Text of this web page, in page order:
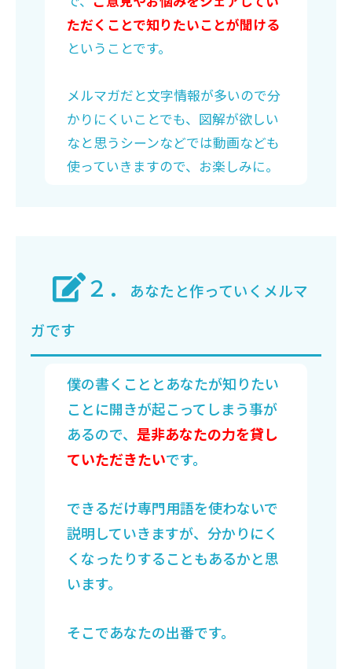
ただくことで知りたいことが聞ける
ということです。
メルマガだと文字情報が多いので分
かりにくいことでも、図解が欲しい
なと思うシーンなどでは動画なども
使っていきますので、お楽しみに。
２．
あなたと作っていくメルマ
ガです
僕の書くこととあなたが知りたい
ことに開きが起こってしまう事が
あるので、 是非あなたの力を貸し
ていただきたいです。
できるだけ専門用語を使わないで
説明していきますが、分かりにく
くなったりすることもあるかと思
います。
そこであなたの出番です。